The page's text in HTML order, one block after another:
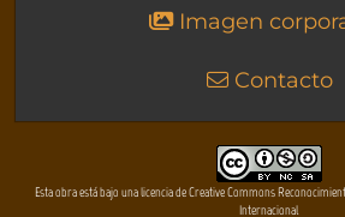
Imagen
Contacto
Esta obra está bajo una licencia de Creative Commons
Internacional